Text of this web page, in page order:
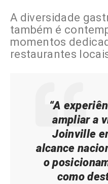
A diversidade
também é
momentos
restaurantes
“A
ampliar a
Joinville
alcance
o
como